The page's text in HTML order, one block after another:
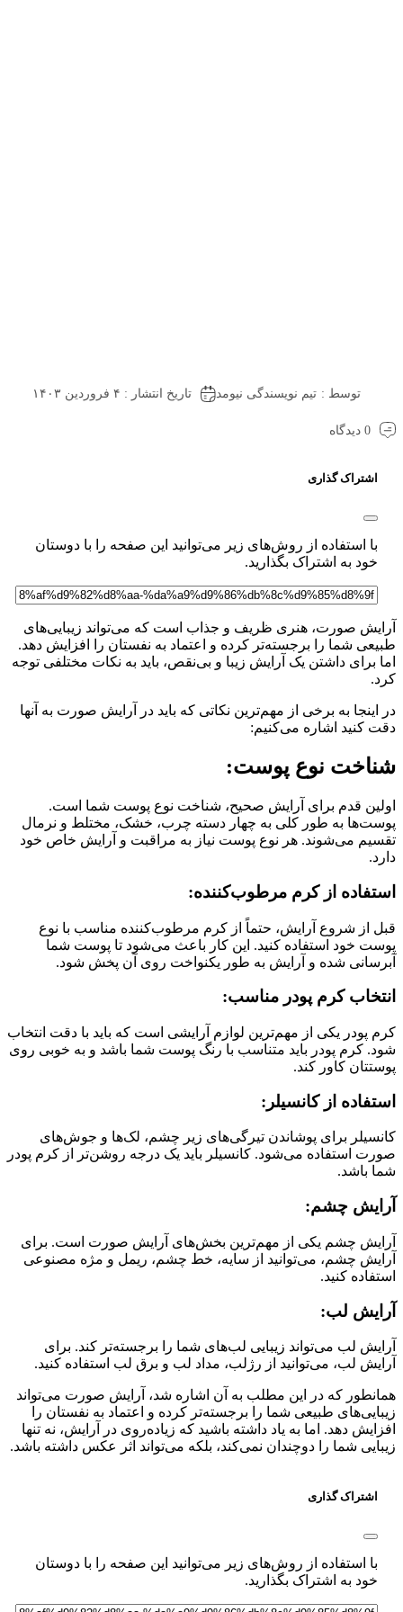
توسط : تیم نویسندگی نیومد تاریخ انتشار : ۴ فروردین ۱۴۰۳
0 دیدگاه
گذاری
استفاده از روش‌های زیر می‌توانید این صفحه را با دوستان
به اشتراک بگذارید.
صورت، هنری ظریف و جذاب است که می‌تواند زیبایی‌های
شما را برجسته‌تر کرده و اعتماد به نفستان را افزایش دهد.
داشتن یک آرایش زیبا و بی‌نقص، باید به نکات مختلفی توجه
به برخی از مهم‌ترین نکاتی که باید در آرایش صورت به آنها
کنید اشاره می‌کنیم:
نوع پوست:
قدم برای آرایش صحیح، شناخت نوع پوست شما است.
به طور کلی به چهار دسته چرب، خشک، مختلط و نرمال
می‌شوند. هر نوع پوست نیاز به مراقبت و آرایش خاص خود
از کرم مرطوب‌کننده:
از شروع آرایش، حتماً از کرم مرطوب‌کننده مناسب با نوع
خود استفاده کنید. این کار باعث می‌شود تا پوست شما
شده و آرایش به طور یکنواخت روی آن پخش شود.
کرم پودر مناسب:
یکی از مهم‌ترین لوازم آرایشی است که باید با دقت انتخاب
کرم پودر باید متناسب با رنگ پوست شما باشد و به خوبی روی
کاور کند.
از کانسیلر:
برای پوشاندن تیرگی‌های زیر چشم، لک‌ها و جوش‌های
استفاده می‌شود. کانسیلر باید یک درجه روشن‌تر از کرم پودر
چشم:
چشم یکی از مهم‌ترین بخش‌های آرایش صورت است. برای
چشم، می‌توانید از سایه، خط چشم، ریمل و مژه مصنوعی
کنید.
لب:
لب می‌تواند زیبایی لب‌های شما را برجسته‌تر کند. برای
لب، می‌توانید از رژلب، مداد لب و برق لب استفاده کنید.
که در این مطلب به آن اشاره شد، آرایش صورت می‌تواند
طبیعی شما را برجسته‌تر کرده و اعتماد به نفستان را
دهد. اما به یاد داشته باشید که زیاده‌روی در آرایش، نه تنها
شما را دوچندان نمی‌کند، بلکه می‌تواند اثر عکس داشته باشد.
گذاری
استفاده از روش‌های زیر می‌توانید این صفحه را با دوستان
به اشتراک بگذارید.